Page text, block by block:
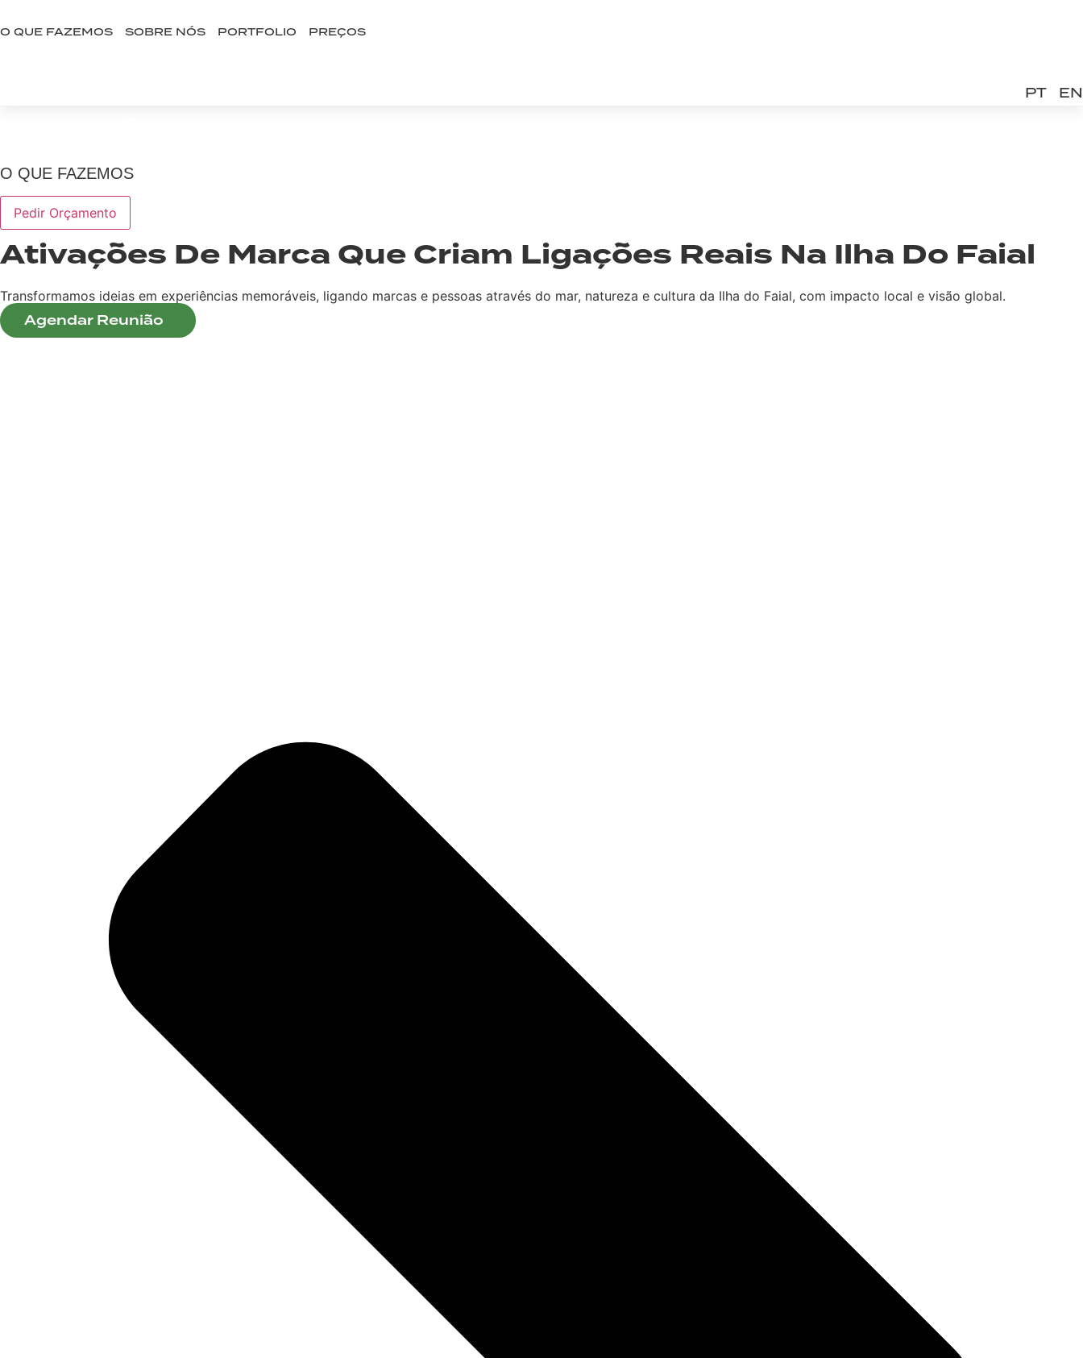
para
O QUE FAZEMOS SOBRE NÓS PORTFOLIO PREÇOS
PT EN
O QUE FAZEMOS
Pedir Orçamento
Ativações De Marca Que Criam Ligações Reais Na Ilha Do Faial
Transformamos ideias em experiências memoráveis, ligando marcas e pessoas através do mar, natureza e cultura da Ilha do Faial, com impacto local e visão global.
Agendar Reunião